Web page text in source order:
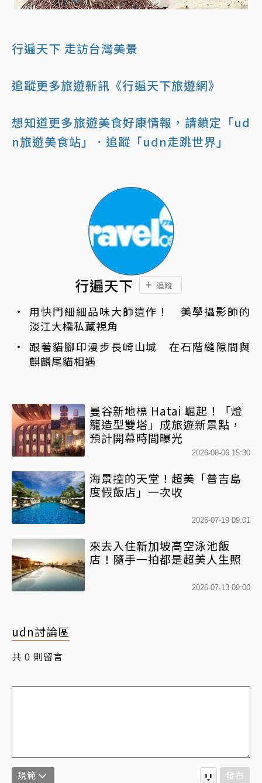
行遍天下 走訪台灣美景
追蹤更多旅遊新訊《行遍天下旅遊網》
想知道更多旅遊美食好康情報，請鎖定「ud
n旅遊美食站」
．追蹤「udn走跳世界」
行遍天下 追蹤
用快門細細品味大師遺作！ 美學攝影師的
淡江大橋私藏視角
跟著貓腳印漫步長崎山城 在石階縫隙間與
麒麟尾貓相遇
曼谷新地標 Hatai 崛起！「燈
籠造型雙塔」成旅遊新景點，
預計開幕時間曝光
2026-08-06 15:30
海景控的天堂！超美「普吉島
度假飯店」一次收
2026-07-19 09:01
來去入住新加坡高空泳池飯
店！隨手一拍都是超美人生照
2026-07-13 09:00
udn討論區
共 0 則留言
規範 發布